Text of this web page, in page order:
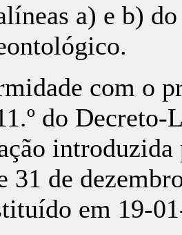
a) e b)
com o
do Decreto-
31 de
em 19-